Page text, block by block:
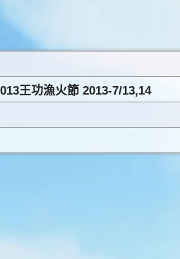
王功漁火節 2013-7/13,14